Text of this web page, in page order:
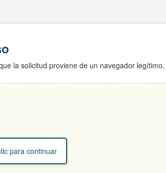
la solicitud proviene de un navegador legítimo.
para continuar